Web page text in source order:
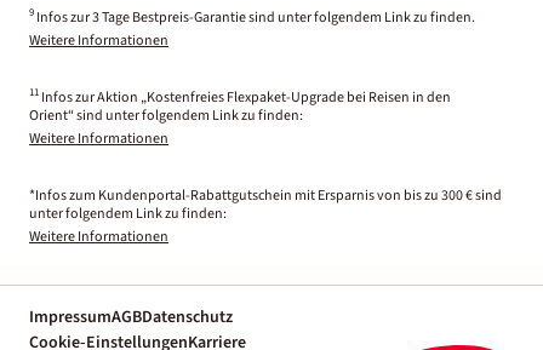
9 Infos zur 3 Tage Bestpreis-Garantie sind unter folgendem Link zu finden.
Weitere Informationen
11 Infos zur Aktion „Kostenfreies Flexpaket-Upgrade bei Reisen in den
Orient“ sind unter folgendem Link zu finden:
Weitere Informationen
*Infos zum Kundenportal-Rabattgutschein mit Ersparnis von bis zu 300 € sind
unter folgendem Link zu finden:
Weitere Informationen
ImpressumAGBDatenschutz
Cookie-EinstellungenKarriere